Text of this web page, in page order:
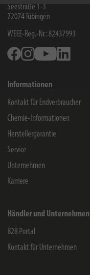
Seestraße 1-3
72074 Tübingen
WEEE-Reg.-Nr.: 82437993
FacebookInstagramYoutube
Informationen
Kontakt für Endverbraucher
Chemie-Informationen
Herstellergarantie
Service
Unternehmen
Karriere
Händler und Unternehmen
B2B Portal
Kontakt für Unternehmen